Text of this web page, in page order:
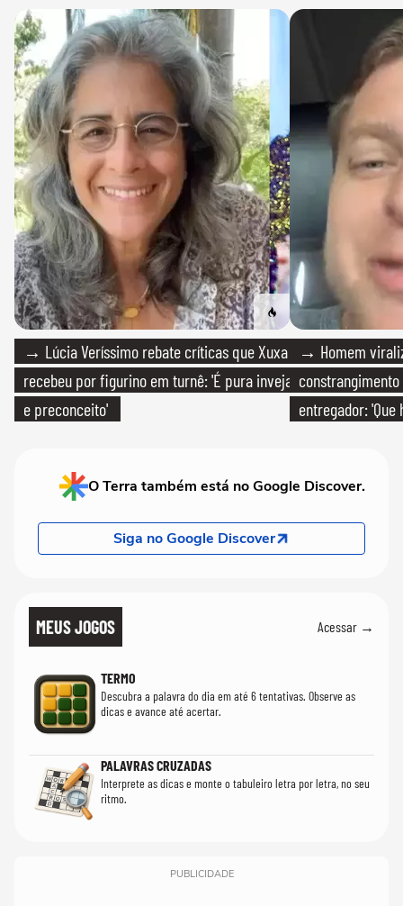
→ Lúcia Veríssimo rebate críticas que Xuxa
recebeu por figurino em turnê: 'É pura inveja
e preconceito'
→ Homem
entregador: 'Que
O Terra também está no Google Discover.
Siga no Google Discover
MEUS JOGOS Acessar →
TERMO
Descubra a palavra do dia em até 6 tentativas. Observe as
dicas e avance até acertar.
PALAVRAS CRUZADAS
Interprete as dicas e monte o tabuleiro letra por letra, no seu
ritmo.
PUBLICIDADE